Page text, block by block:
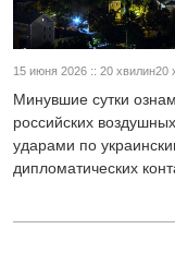
15 июня 2026 :: 20 хвилин20
Минувшие сутки
российских
ударами по
дипломатических